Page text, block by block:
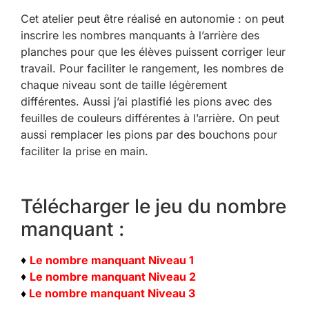
Cet atelier peut être réalisé en autonomie : on peut
inscrire les nombres manquants à l’arrière des
planches pour que les élèves puissent corriger leur
travail. Pour faciliter le rangement, les nombres de
chaque niveau sont de taille légèrement
différentes. Aussi j’ai plastifié les pions avec des
feuilles de couleurs différentes à l’arrière. On peut
aussi remplacer les pions par des bouchons pour
faciliter la prise en main.
Télécharger le jeu du nombre
manquant :
♦ Le nombre manquant Niveau 1
♦ Le nombre manquant Niveau 2
♦ Le nombre manquant Niveau 3